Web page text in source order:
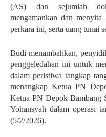
(AS) dan sejumlah
mengamankan dan
perkara ini, serta uang tunai
Budi menambahkan,
penggeledahan ini untuk
dalam peristiwa tangkap
menangkap Ketua PN
Ketua PN Depok Bambang
Yohansyah dalam operasi
(5/2/2026).